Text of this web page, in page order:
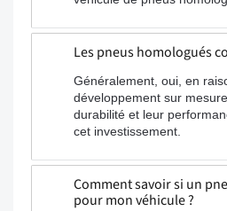
Les pneus homologués
Généralement, oui, en
développement sur
durabilité et leur
cet investissement.
Comment savoir si un
pour mon véhicule ?